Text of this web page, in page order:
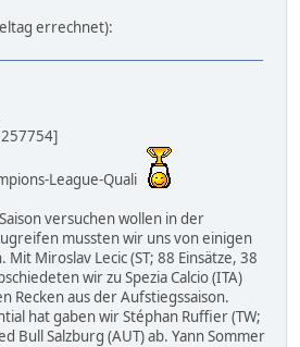
errechnet):
League-Quali
versuchen wollen in der
mussten wir uns von einigen
Miroslav Lecic (ST; 88 Einsätze, 38
wir zu Spezia Calcio (ITA)
Recken aus der Aufstiegssaison.
hat gaben wir Stéphan Ruffier (TW;
Bull Salzburg (AUT) ab. Yann Sommer